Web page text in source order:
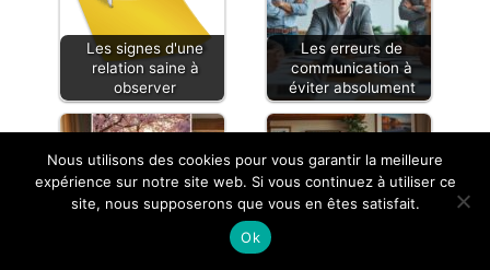
Les signes d'une
relation saine à
observer
Les erreurs de
communication à
éviter absolument
Nous utilisons des cookies pour vous garantir la meilleure
expérience sur notre site web. Si vous continuez à utiliser ce
site, nous supposerons que vous en êtes satisfait.
Ok